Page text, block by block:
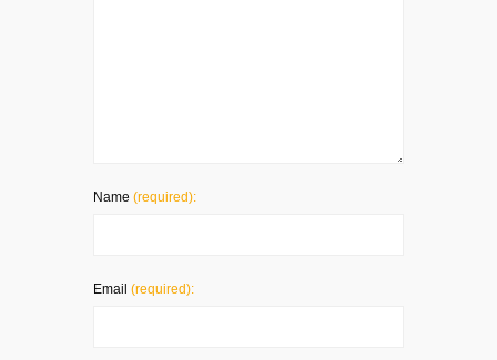
Name (required):
Email (required):